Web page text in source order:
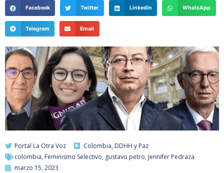
Facebook Twitter LinkedIn WhatsApp
Telegram Email
Portal La Otra Voz Colombia, DDHH y Paz
colombia, Feminismo Selectivo, gustavo petro, Jennifer Pedraza
marzo 15, 2023